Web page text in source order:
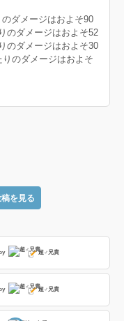
ダメージはおよそ90
ダメージはおよそ52
ダメージはおよそ30
のダメージはおよそ
を見る
by 超♂兄貴
by 超♂兄貴